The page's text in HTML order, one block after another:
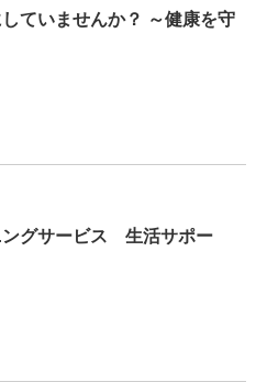
ていませんか？ ～健康を守
グサービス 生活サポー